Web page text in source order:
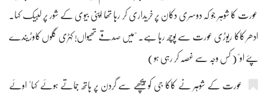
عورت کا شوہر جو کہ دوسری دکان پر خریداری کر رہا تھا اپنی بیوی کے شور پر لبیک کہا۔
ادھر کاکا ریوڑی عورت سے پوچھ رہا ہے۔ "میں صدقے تھیواں! کہڑی گلوں کاوڑیندے
پئے او"( کس وجہ سے غصہ کر رہی ہو)
عورت کے شوہر نے کاکا جی کو پیچھے سے گردن پر ہاتھ جماتے ہوئے کہا" اوئے